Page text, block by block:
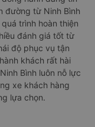
đường từ Ninh Bình
trình hoàn thiện
đánh giá tốt từ
độ phục vụ tận
khách rất hài
Bình luôn nỗ lực
xe khách hàng
lựa chọn.